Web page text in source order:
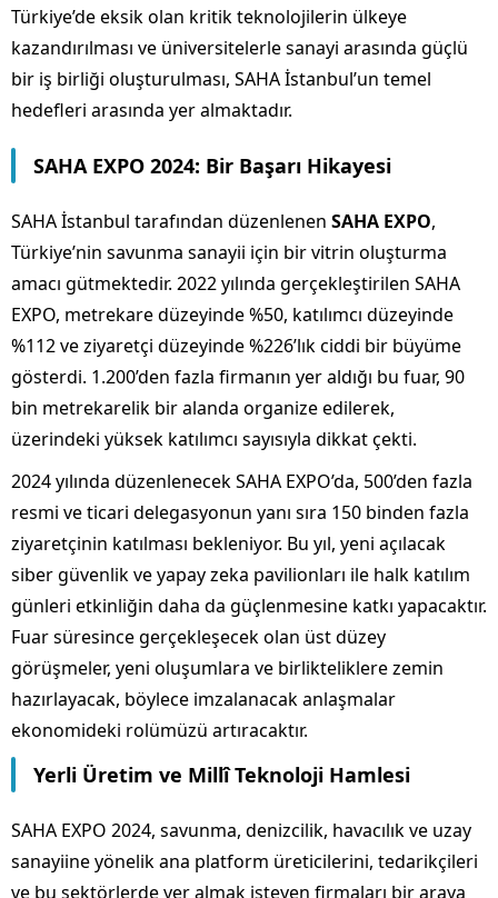
Türkiye’de eksik olan kritik teknolojilerin ülkeye
kazandırılması ve üniversitelerle sanayi arasında güçlü
bir iş birliği oluşturulması, SAHA İstanbul’un temel
hedefleri arasında yer almaktadır.
SAHA EXPO 2024: Bir Başarı Hikayesi
SAHA İstanbul tarafından düzenlenen SAHA EXPO,
Türkiye’nin savunma sanayii için bir vitrin oluşturma
amacı gütmektedir. 2022 yılında gerçekleştirilen SAHA
EXPO, metrekare düzeyinde %50, katılımcı düzeyinde
%112 ve ziyaretçi düzeyinde %226’lık ciddi bir büyüme
gösterdi. 1.200’den fazla firmanın yer aldığı bu fuar, 90
bin metrekarelik bir alanda organize edilerek,
üzerindeki yüksek katılımcı sayısıyla dikkat çekti.
2024 yılında düzenlenecek SAHA EXPO’da, 500’den fazla
resmi ve ticari delegasyonun yanı sıra 150 binden fazla
ziyaretçinin katılması bekleniyor. Bu yıl, yeni açılacak
siber güvenlik ve yapay zeka pavilionları ile halk katılım
günleri etkinliğin daha da güçlenmesine katkı yapacaktır.
Fuar süresince gerçekleşecek olan üst düzey
görüşmeler, yeni oluşumlara ve birlikteliklere zemin
hazırlayacak, böylece imzalanacak anlaşmalar
ekonomideki rolümüzü artıracaktır.
Yerli Üretim ve Millî Teknoloji Hamlesi
SAHA EXPO 2024, savunma, denizcilik, havacılık ve uzay
sanayiine yönelik ana platform üreticilerini, tedarikçileri
ve bu sektörlerde yer almak isteyen firmaları bir araya